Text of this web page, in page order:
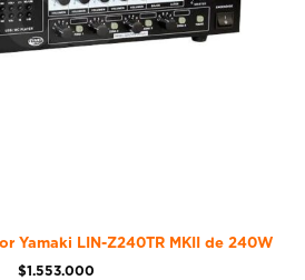
Yamaki LIN-Z240TR MKII de 240W
$1.553.000